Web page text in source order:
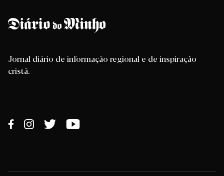
Jornal diário de informação regional e de inspiração
cristã.